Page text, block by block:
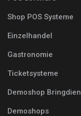
Shop POS Systeme
Einzelhandel
Gastronomie
Ticketsysteme
Demoshop
Demoshops